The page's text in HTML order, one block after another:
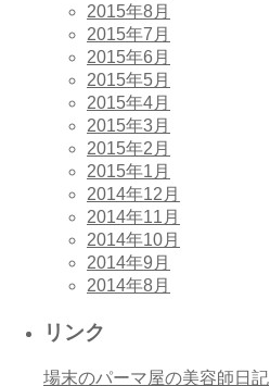
2015年8月
2015年7月
2015年6月
2015年5月
2015年4月
2015年3月
2015年2月
2015年1月
2014年12月
2014年11月
2014年10月
2014年9月
2014年8月
リンク
場末のパーマ屋の美容師日記